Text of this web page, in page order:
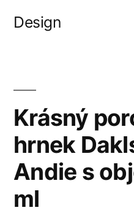
Design
Krásný
hrnek
Andie s
ml